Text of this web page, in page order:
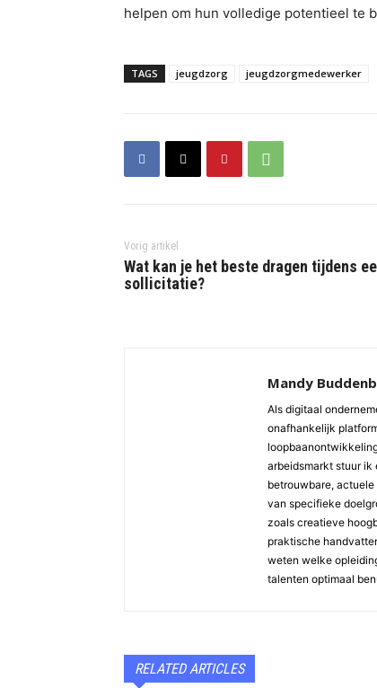
helpen om hun volledige potentieel te
TAGS jeugdzorg jeugdzorgmedewerker
Vorig artikel
Wat kan je het beste dragen tijdens
sollicitatie?
Mandy
Als digitaal
onafhankelijk
arbeidsmarkt stuur ik
betrouwbare,
van specifieke
zoals creatieve
praktische
weten welke
talenten optimaal
RELATED ARTICLES